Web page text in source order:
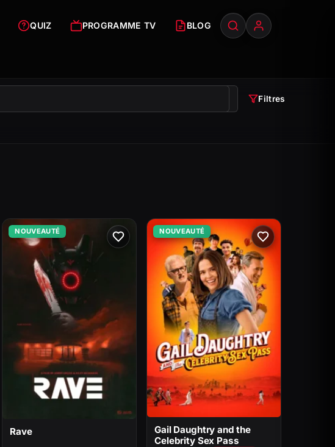
QUIZ PROGRAMME TV BLOG
Filtres
NOUVEAUTÉ
Rave
NOUVEAUTÉ
Gail Daughtry and the
Celebrity Sex Pass